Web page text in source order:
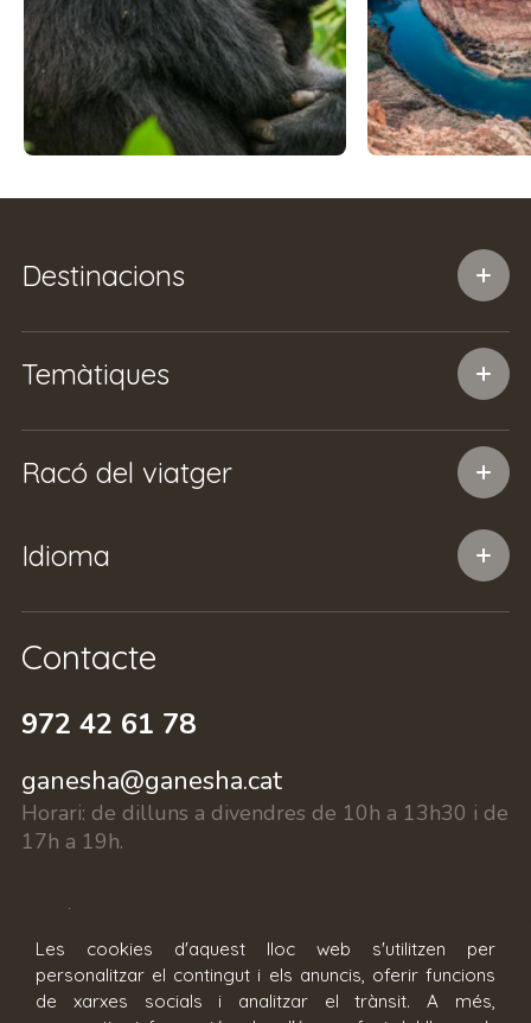
Destinacions
Temàtiques
Racó del viatger
Idioma
Contacte
972 42 61 78
ganesha@ganesha.cat
Horari: de dilluns a divendres de 10h a 13h30 i de
17h a 19h.
c/ Fontanilles 15, 17002 Girona
Reserva cita
Les cookies d'aquest lloc web s'utilitzen per
personalitzar el contingut i els anuncis, oferir funcions
de xarxes socials i analitzar el trànsit. A més,